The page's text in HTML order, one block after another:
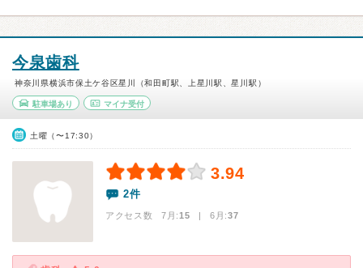
今泉歯科
神奈川県横浜市保土ケ谷区星川（和田町駅、上星川駅、星川駅）
駐車場あり マイナ受付
土曜（〜17:30）
3.94
2件
アクセス数 7月:15 | 6月:37